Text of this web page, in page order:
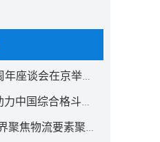
纪念吴学谦同志诞辰100周年座谈会在京举行 汪洋出席
人民体育携手龙FC 共同助力中国综合格斗事业发展
国家物流枢纽怎么建？业界聚焦物流要素聚集方式创新